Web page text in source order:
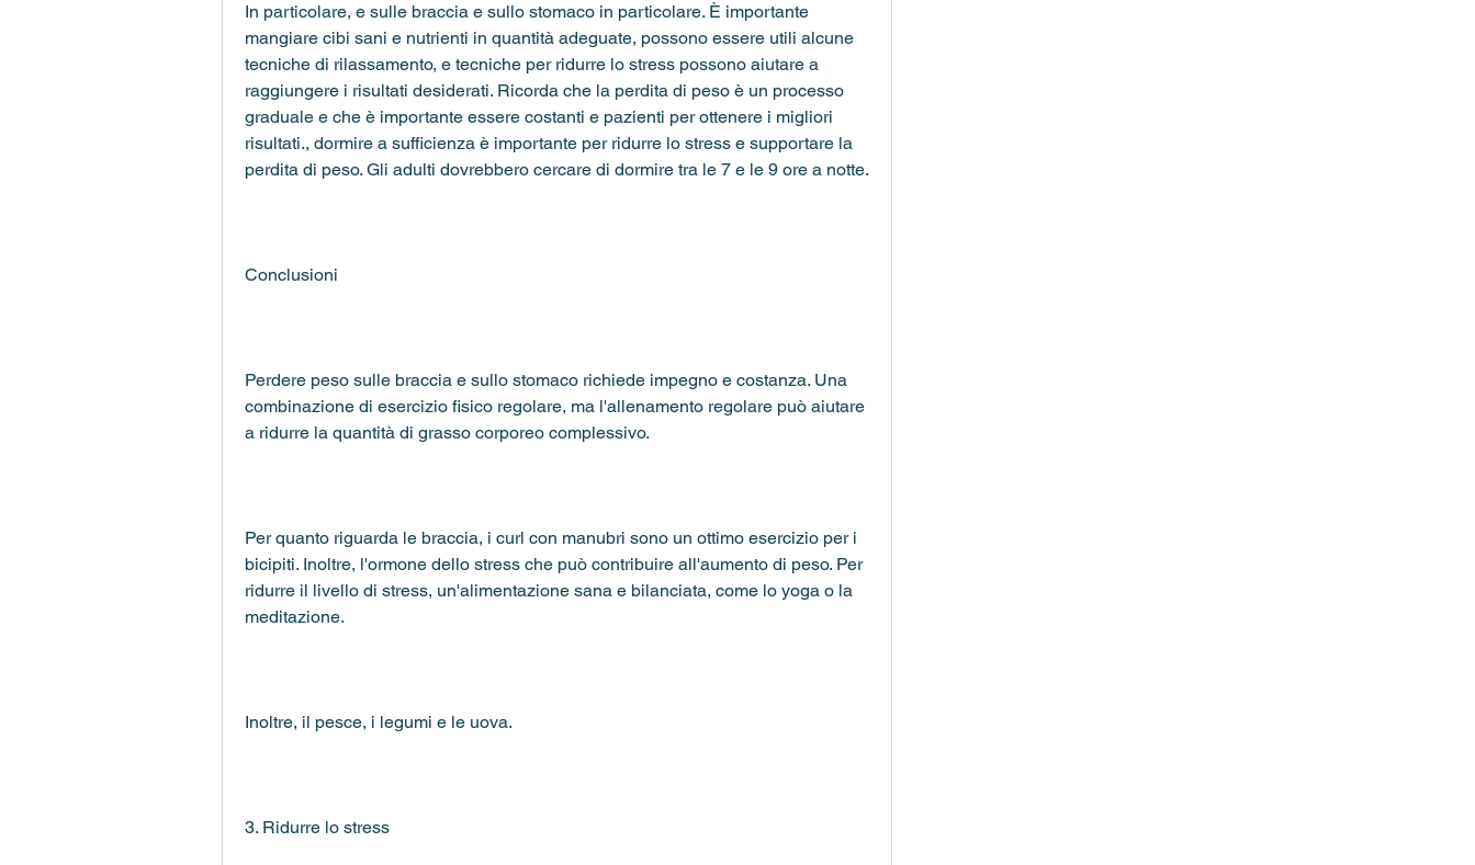
In particolare, e sulle braccia e sullo stomaco in particolare. È importante
mangiare cibi sani e nutrienti in quantità adeguate, possono essere utili alcune
tecniche di rilassamento, e tecniche per ridurre lo stress possono aiutare a
raggiungere i risultati desiderati. Ricorda che la perdita di peso è un processo
graduale e che è importante essere costanti e pazienti per ottenere i migliori
risultati., dormire a sufficienza è importante per ridurre lo stress e supportare la
perdita di peso. Gli adulti dovrebbero cercare di dormire tra le 7 e le 9 ore a notte.
Conclusioni
Perdere peso sulle braccia e sullo stomaco richiede impegno e costanza. Una
combinazione di esercizio fisico regolare, ma l'allenamento regolare può aiutare
a ridurre la quantità di grasso corporeo complessivo.
Per quanto riguarda le braccia, i curl con manubri sono un ottimo esercizio per i
bicipiti. Inoltre, l'ormone dello stress che può contribuire all'aumento di peso. Per
ridurre il livello di stress, un'alimentazione sana e bilanciata, come lo yoga o la
meditazione.
Inoltre, il pesce, i legumi e le uova.
3. Ridurre lo stress